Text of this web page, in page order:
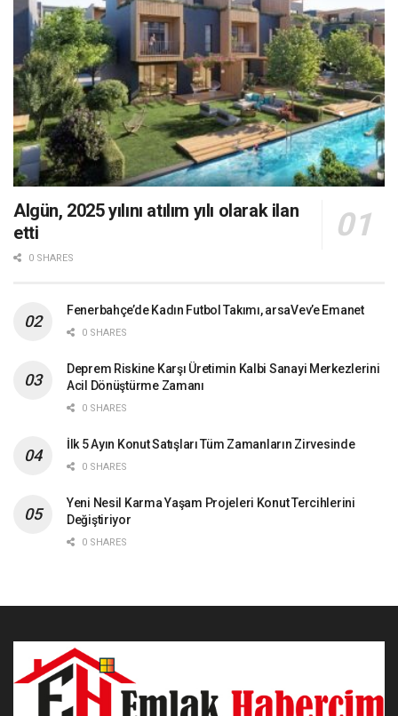
Algün, 2025 yılını atılım yılı olarak ilan
etti
0 SHARES
Fenerbahçe’de Kadın Futbol Takımı, arsaVev’e Emanet
0 SHARES
Deprem Riskine Karşı Üretimin Kalbi Sanayi Merkezlerini
Acil Dönüştürme Zamanı
0 SHARES
İlk 5 Ayın Konut Satışları Tüm Zamanların Zirvesinde
0 SHARES
Yeni Nesil Karma Yaşam Projeleri Konut Tercihlerini
Değiştiriyor
0 SHARES